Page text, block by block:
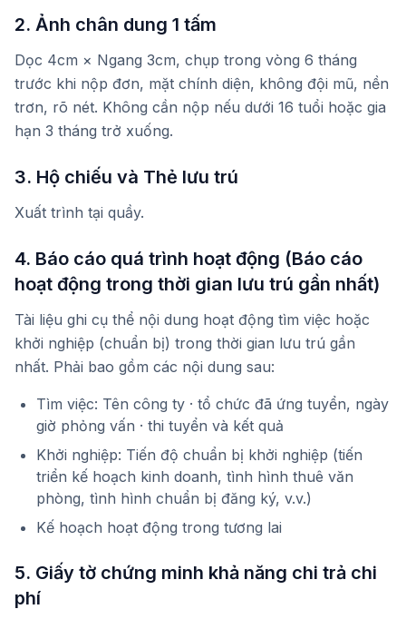
2. Ảnh chân dung 1 tấm
Dọc 4cm × Ngang 3cm, chụp trong vòng 6 tháng
trước khi nộp đơn, mặt chính diện, không đội mũ, nền
trơn, rõ nét. Không cần nộp nếu dưới 16 tuổi hoặc gia
hạn 3 tháng trở xuống.
3. Hộ chiếu và Thẻ lưu trú
Xuất trình tại quầy.
4. Báo cáo quá trình hoạt động (Báo cáo
hoạt động trong thời gian lưu trú gần nhất)
Tài liệu ghi cụ thể nội dung hoạt động tìm việc hoặc
khởi nghiệp (chuẩn bị) trong thời gian lưu trú gần
nhất. Phải bao gồm các nội dung sau:
Tìm việc: Tên công ty · tổ chức đã ứng tuyển, ngày
giờ phỏng vấn · thi tuyển và kết quả
Khởi nghiệp: Tiến độ chuẩn bị khởi nghiệp (tiến
triển kế hoạch kinh doanh, tình hình thuê văn
phòng, tình hình chuẩn bị đăng ký, v.v.)
Kế hoạch hoạt động trong tương lai
5. Giấy tờ chứng minh khả năng chi trả chi
phí